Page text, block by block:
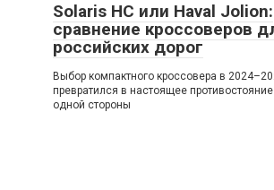
Solaris HC или Haval Jolion:
сравнение кроссоверов
российских дорог
Выбор компактного кроссовера в
превратился в настоящее
одной стороны